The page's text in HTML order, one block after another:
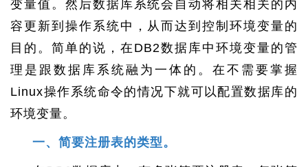
变量值。然后数据库系统会自动将相关相关的内
容更新到操作系统中，从而达到控制环境变量的
目的。简单的说，在DB2数据库中环境变量的管
理是跟数据库系统融为一体的。在不需要掌握
Linux操作系统命令的情况下就可以配置数据库的
环境变量。
一、简要注册表的类型。